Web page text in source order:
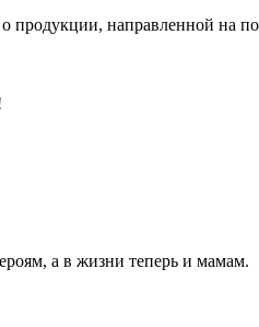
направленной на
а в жизни теперь и мамам.